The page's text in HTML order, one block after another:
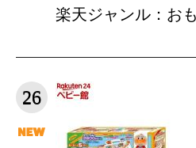
楽天ジャンル：お
26